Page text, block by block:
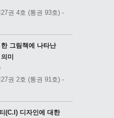
권 4호 (통권 93호) -
그림책에 나타난
미
권 2호 (통권 91호) -
(C.I) 디자인에 대한